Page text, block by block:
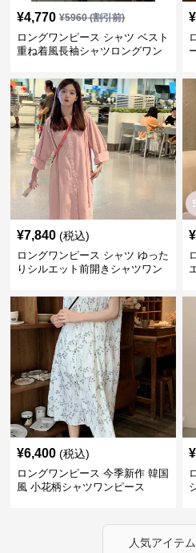
¥4,770 ¥5960(割引前)
ロングワンピース シャツ ベスト
重ね着風長袖シャツロングワン
¥
¥7,840 (税込)
ロングワンピース シャツ ゆった
りシルエット前開きシャツワン
¥
¥6,400 (税込)
ロングワンピース 今季新作 韓国
風 小花柄シャツワンピース
¥
人気アイテ